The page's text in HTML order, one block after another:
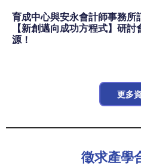
育成中心與安永會計師事務
【新創邁向成功方程式】研
源！
更多
徵求產學